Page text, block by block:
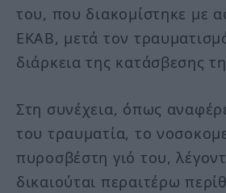
του, που διακομίστηκε με
ΕΚΑΒ, μετά τον
διάρκεια της κατάσβεσης
Στη συνέχεια, όπως
του τραυματία, το
πυροσβέστη γιό του,
δικαιούται περαιτέρω